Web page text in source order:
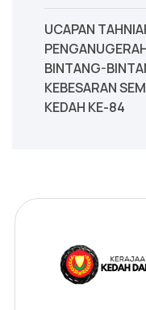
UCAPAN
BINTANG-
KEBESARAN
KEDAH KE-84